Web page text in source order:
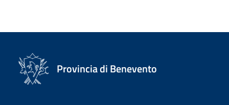
Provincia di Benevento